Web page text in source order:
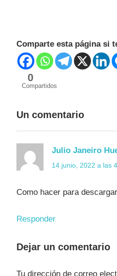
Comparte esta página si
0
Compartidos
Un comentario
Julio Janeiro
14 junio, 2022 a las
Como hacer para
Responder
Dejar un comentario
Tu dirección de correo